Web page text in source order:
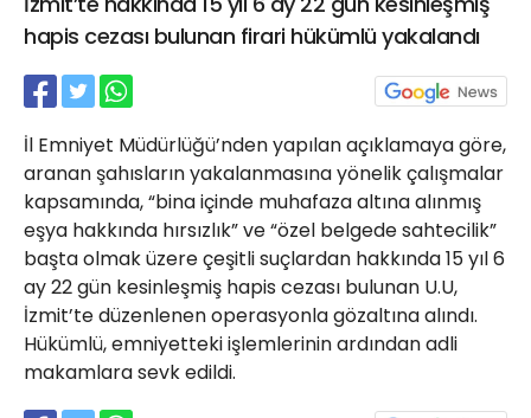
hapis cezası bulunan firari hükümlü yakalandı
İl Emniyet Müdürlüğü’nden yapılan açıklamaya göre,
aranan şahısların yakalanmasına yönelik çalışmalar
kapsamında, “bina içinde muhafaza altına alınmış
eşya hakkında hırsızlık” ve “özel belgede sahtecilik”
başta olmak üzere çeşitli suçlardan hakkında 15 yıl 6
ay 22 gün kesinleşmiş hapis cezası bulunan U.U,
İzmit’te düzenlenen operasyonla gözaltına alındı.
Hükümlü, emniyetteki işlemlerinin ardından adli
makamlara sevk edildi.
21 Gölcük
02624132333
haber@golcukpostasi.com